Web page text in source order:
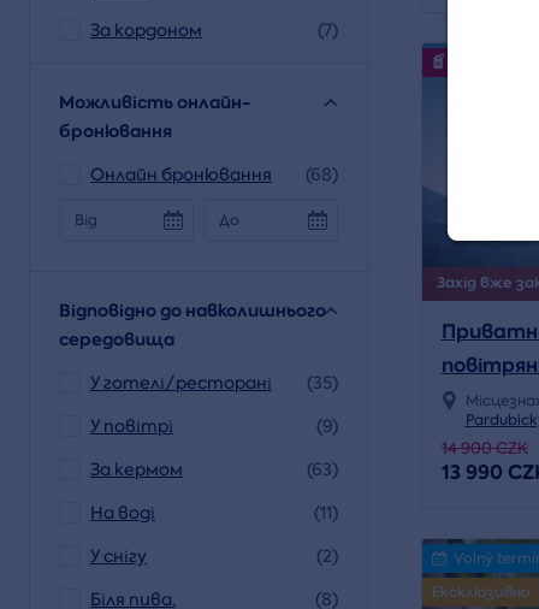
За кордоном (7)
Можливість онлайн-
бронювання
Онлайн бронювання (68)
Від До
Відповідно до навколишнього
середовища
У готелі/ресторані
(35)
У повітрі
(9)
За кермом
(63)
На воді
(11)
У снігу
(2)
Біля пива.
(8)
Захід вже
14 900 CZK
13 990
Volný
Ексклюзивно